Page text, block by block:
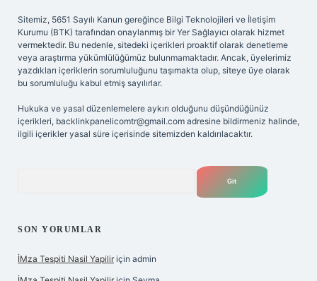
Sitemiz, 5651 Sayılı Kanun gereğince Bilgi Teknolojileri ve İletişim
Kurumu (BTK) tarafından onaylanmış bir Yer Sağlayıcı olarak hizmet
vermektedir. Bu nedenle, sitedeki içerikleri proaktif olarak denetleme
veya araştırma yükümlülüğümüz bulunmamaktadır. Ancak, üyelerimiz
yazdıkları içeriklerin sorumluluğunu taşımakta olup, siteye üye olarak
bu sorumluluğu kabul etmiş sayılırlar.
Hukuka ve yasal düzenlemelere aykırı olduğunu düşündüğünüz
içerikleri, backlinkpanelicomtr@gmail.com adresine bildirmeniz halinde,
ilgili içerikler yasal süre içerisinde sitemizden kaldırılacaktır.
SON YORUMLAR
İMza Tespiti Nasil Yapilir için admin